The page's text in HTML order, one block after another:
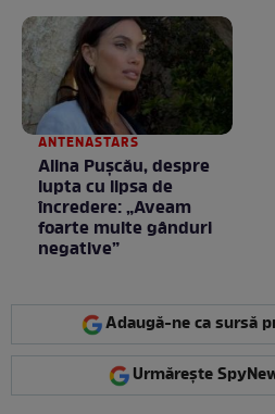
ANTENASTARS
Alina Pușcău, despre
lupta cu lipsa de
încredere: „Aveam
foarte multe gânduri
negative”
Adaugă-ne ca sursă
Urmărește